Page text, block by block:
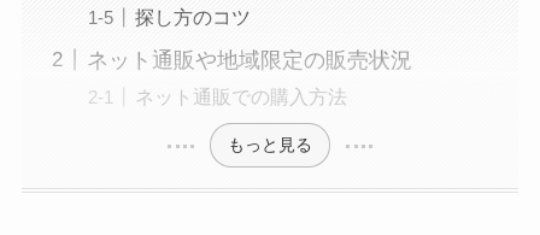
探し方のコツ
ネット通販や地域限定の販売状況
ネット通販での購入方法
もっと見る